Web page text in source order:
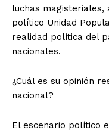
luchas
político Unidad
realidad política del
nacionales.
¿Cuál es su opinión
nacional?
El escenario político